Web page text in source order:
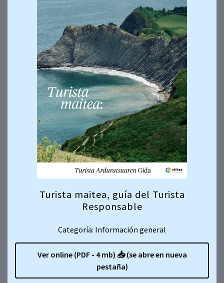
Turista maitea, guía del Turista
Responsable
Categoría: Información general
Ver online (PDF - 4 mb) 📥 (se abre en nueva
pestaña)